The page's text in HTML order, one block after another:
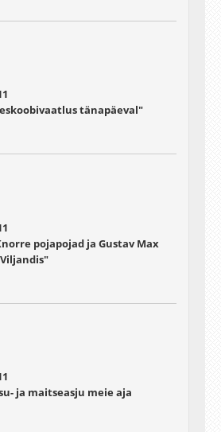
tänapäeval"
pojapojad ja Gustav Max
ja maitseasju meie aja